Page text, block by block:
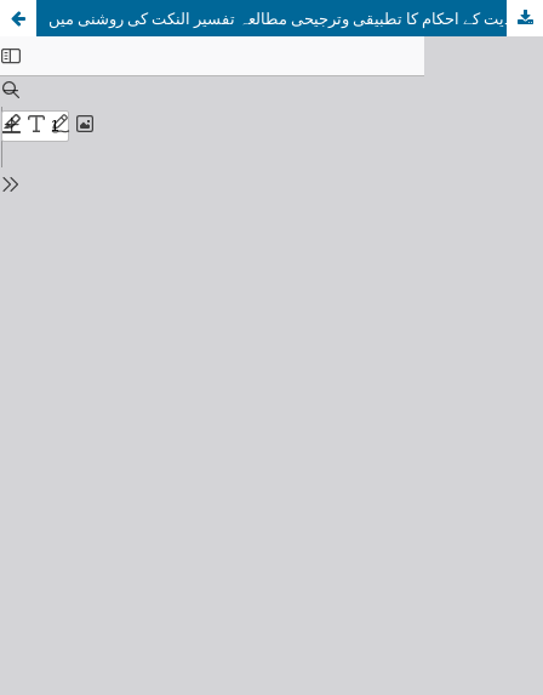
قصاص ودیت کے احکام کا تطبیقی وترجیحی مطالعہ تفسیر النکت کی روشنی میں